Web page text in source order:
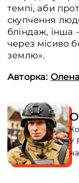
темпі, аби
скупчення
бліндаж, інша
через місиво
землю».
Авторка: Олена
У